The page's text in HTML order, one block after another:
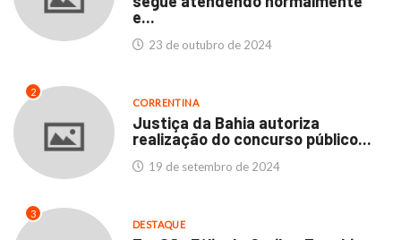
e...
23 de outubro de 2024
2
CORRENTINA
Justiça da Bahia autoriza
realização do concurso público...
19 de setembro de 2024
3
DESTAQUE